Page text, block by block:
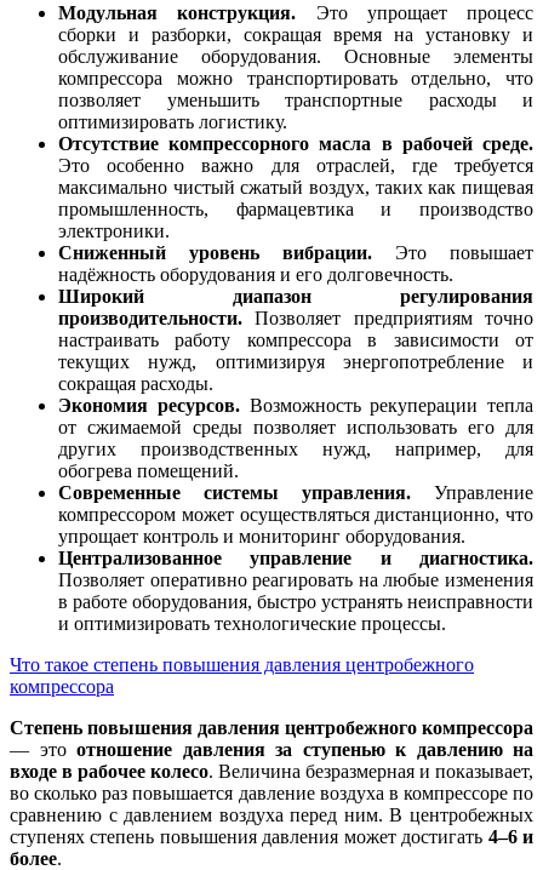
Модульная конструкция. Это упрощает процесс
сборки и разборки, сокращая время на установку и
обслуживание оборудования. Основные элементы
компрессора можно транспортировать отдельно, что
позволяет уменьшить транспортные расходы и
оптимизировать логистику.
Отсутствие компрессорного масла в рабочей среде.
Это особенно важно для отраслей, где требуется
максимально чистый сжатый воздух, таких как пищевая
промышленность, фармацевтика и производство
электроники.
Сниженный уровень вибрации. Это повышает
надёжность оборудования и его долговечность.
Широкий диапазон регулирования
производительности. Позволяет предприятиям точно
настраивать работу компрессора в зависимости от
текущих нужд, оптимизируя энергопотребление и
сокращая расходы.
Экономия ресурсов.Возможность рекуперации тепла
от сжимаемой среды позволяет использовать его для
других производственных нужд, например, для
обогрева помещений.
Современные системы управления. Управление
компрессором может осуществляться дистанционно, что
упрощает контроль и мониторинг оборудования.
Централизованное управление и диагностика.
Позволяет оперативно реагировать на любые изменения
в работе оборудования, быстро устранять неисправности
и оптимизировать технологические процессы.
Что такое степень повышения давления центробежного
компрессора
Степень повышения давления центробежного компрессора
— это отношение давления за ступенью к давлению на
входе в рабочее колесо. Величина безразмерная и показывает,
во сколько раз повышается давление воздуха в компрессоре по
сравнению с давлением воздуха перед ним. В центробежных
ступенях степень повышения давления может достигать 4–6 и
более.